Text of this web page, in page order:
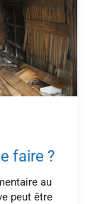
faire ?
au
peut être